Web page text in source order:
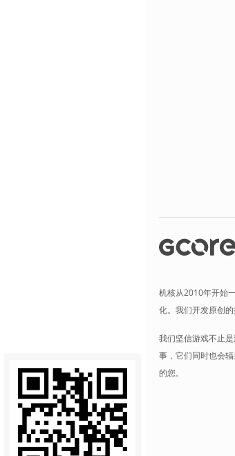
机核从2010年开始
化。我们开发原创
我们坚信游戏不止
事，它们同时也会
的您。